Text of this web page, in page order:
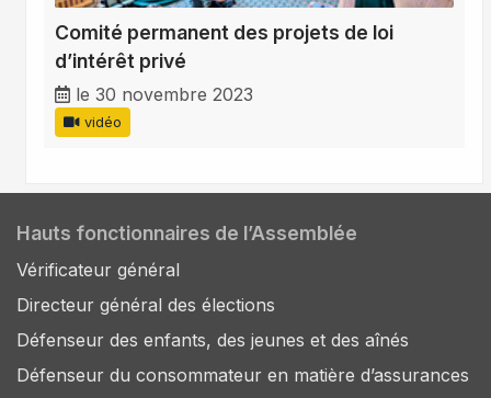
Comité permanent des projets de loi
d’intérêt privé
le 30 novembre 2023
vidéo
Hauts fonctionnaires de l’Assemblée
Vérificateur général
Directeur général des élections
Défenseur des enfants, des jeunes et des aînés
Défenseur du consommateur en matière d’assurances